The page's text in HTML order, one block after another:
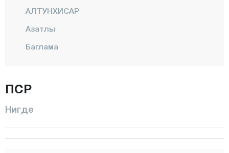
АЛТУНХИСАР
Азатлы
Баглама
ЧАМАРДИ
ПСР
Нигде